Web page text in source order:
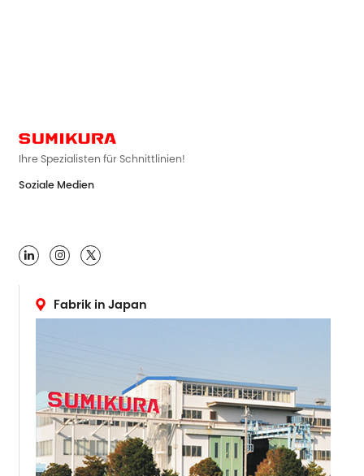
Ihre Spezialisten für Schnittlinien!
Soziale Medien

Fabrik in Japan